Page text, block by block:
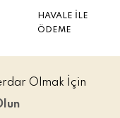
HAVALE İLE
ÖDEME
Olmak İçin